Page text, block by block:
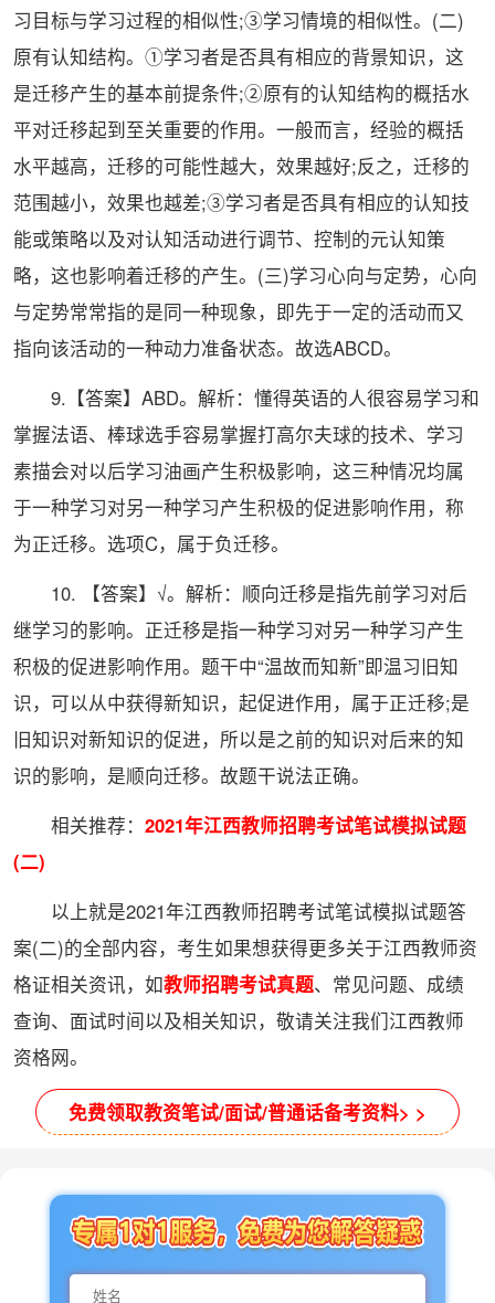
习目标与学习过程的相似性;③学习情境的相似性。(二)
原有认知结构。①学习者是否具有相应的背景知识，这
是迁移产生的基本前提条件;②原有的认知结构的概括水
平对迁移起到至关重要的作用。一般而言，经验的概括
水平越高，迁移的可能性越大，效果越好;反之，迁移的
范围越小，效果也越差;③学习者是否具有相应的认知技
能或策略以及对认知活动进行调节、控制的元认知策
略，这也影响着迁移的产生。(三)学习心向与定势，心向
与定势常常指的是同一种现象，即先于一定的活动而又
指向该活动的一种动力准备状态。故选ABCD。
9.【答案】ABD。解析：懂得英语的人很容易学习和
掌握法语、棒球选手容易掌握打高尔夫球的技术、学习
素描会对以后学习油画产生积极影响，这三种情况均属
于一种学习对另一种学习产生积极的促进影响作用，称
为正迁移。选项C，属于负迁移。
10. 【答案】√。解析：顺向迁移是指先前学习对后
继学习的影响。正迁移是指一种学习对另一种学习产生
积极的促进影响作用。题干中“温故而知新”即温习旧知
识，可以从中获得新知识，起促进作用，属于正迁移;是
旧知识对新知识的促进，所以是之前的知识对后来的知
识的影响，是顺向迁移。故题干说法正确。
相关推荐： 2021年江西教师招聘考试笔试模拟试题
(二)
以上就是2021年江西教师招聘考试笔试模拟试题答
案(二)的全部内容，考生如果想获得更多关于江西教师资
格证相关资讯，如教师招聘考试真题、常见问题、成绩
查询、面试时间以及相关知识，敬请关注我们江西教师
资格网。
免费领取教资笔试/面试/普通话备考资料> >